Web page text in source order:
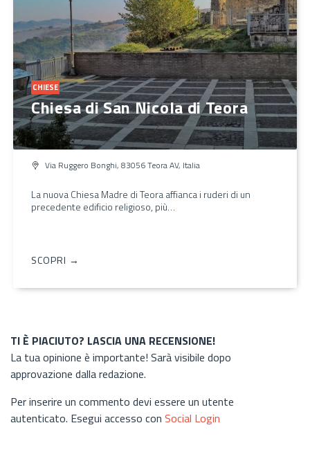
CHIESE
Chiesa di San Nicola di Teora
Via Ruggero Bonghi, 83056 Teora AV, Italia
La nuova Chiesa Madre di Teora affianca i ruderi di un
precedente edificio religioso, più…
SCOPRI →
TI È PIACIUTO? LASCIA UNA RECENSIONE!
La tua opinione è importante! Sarà visibile dopo
approvazione dalla redazione.
Per inserire un commento devi essere un utente
autenticato. Esegui accesso con Social Login